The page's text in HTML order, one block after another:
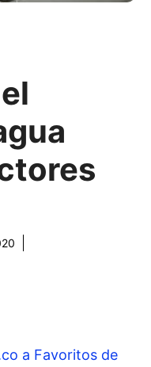
a Favoritos de